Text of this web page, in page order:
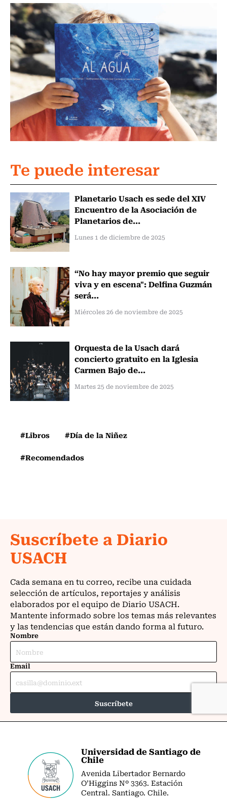
Te puede interesar
Planetario Usach es sede del XIV
Encuentro de la Asociación de
Planetarios de...
Lunes 1 de diciembre de 2025
“No hay mayor premio que seguir
viva y en escena": Delfina Guzmán
será...
Miércoles 26 de noviembre de 2025
Orquesta de la Usach dará
concierto gratuito en la Iglesia
Carmen Bajo de...
Martes 25 de noviembre de 2025
#Libros
#Día de la Niñez
#Recomendados
Universidad de Santiago de
Chile
Avenida Libertador Bernardo
O’Higgins Nº 3363. Estación
Central. Santiago. Chile.